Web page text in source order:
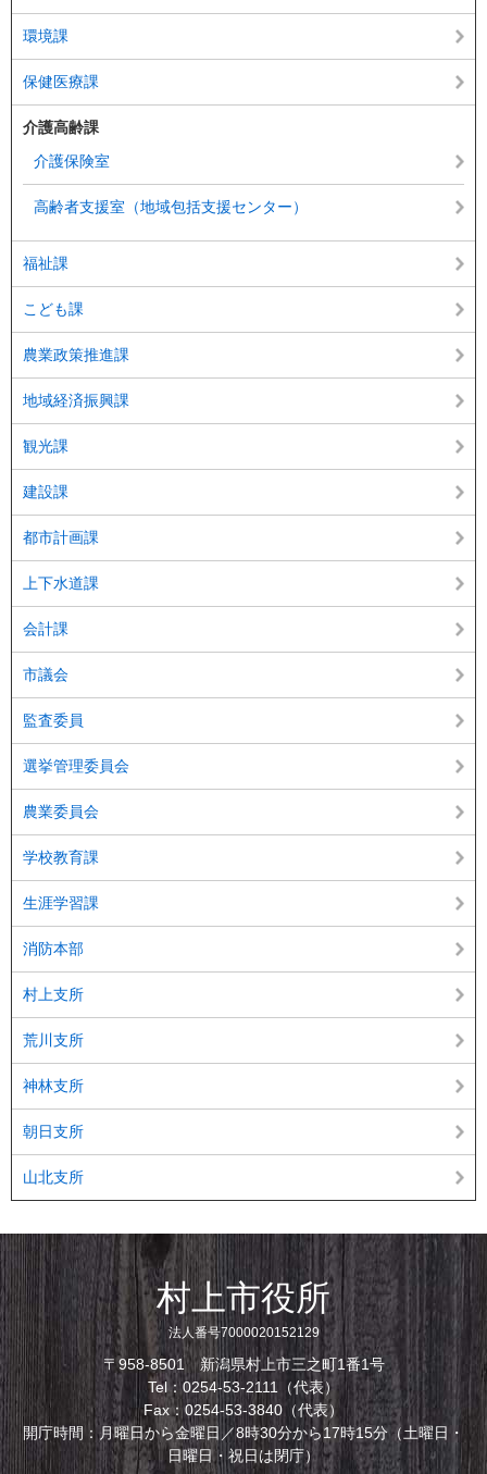
環境課
保健医療課
介護高齢課
介護保険室
高齢者支援室（地域包括支援センター）
福祉課
こども課
農業政策推進課
地域経済振興課
観光課
建設課
都市計画課
上下水道課
会計課
市議会
監査委員
選挙管理委員会
農業委員会
学校教育課
生涯学習課
消防本部
村上支所
荒川支所
神林支所
朝日支所
山北支所
村上市役所
法人番号7000020152129
〒958-8501 新潟県村上市三之町1番1号
Tel：0254-53-2111（代表）
Fax：0254-53-3840（代表）
開庁時間：月曜日から金曜日／8時30分から17時15分（土曜日・
日曜日・祝日は閉庁）